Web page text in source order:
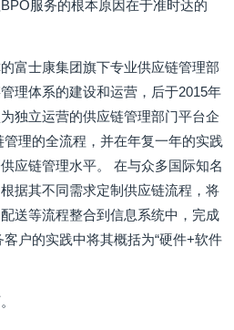
服务的根本原因在于准时达的
富士康集团旗下专业供应链管理部
理体系的建设和运营，后于2015年
独立运营的供应链管理部门平台企
理的全流程，并在年复一年的实践
应链管理水平。 在与众多国际知名
据其不同需求定制供应链流程，将
送等流程整合到信息系统中，完成
户的实践中将其概括为“硬件+软件